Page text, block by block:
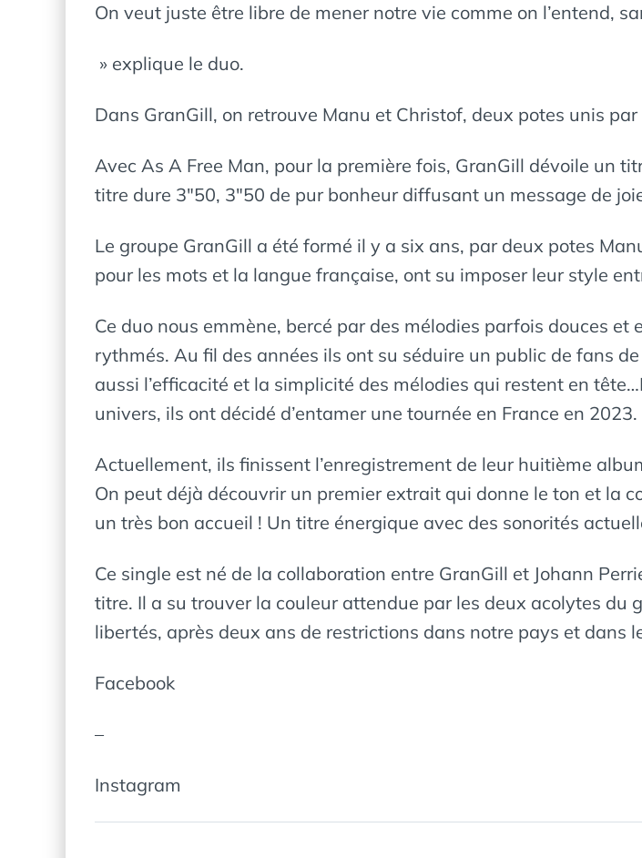
On veut juste être libre de mener notre vie comme on l’entend,
» explique le duo.
Dans GranGill, on retrouve Manu et Christof, deux potes unis
Avec As A Free Man, pour la première fois, GranGill dévoile un
titre dure 3″50, 3″50 de pur bonheur diffusant un message de
Le groupe GranGill a été formé il y a six ans, par deux potes
pour les mots et la langue française, ont su imposer leur style
Ce duo nous emmène, bercé par des mélodies parfois douces
rythmés. Au fil des années ils ont su séduire un public de fans
aussi l’efficacité et la simplicité des mélodies qui restent en
univers, ils ont décidé d’entamer une tournée en France en 2023.
Actuellement, ils finissent l’enregistrement de leur huitième
On peut déjà découvrir un premier extrait qui donne le ton et la
un très bon accueil ! Un titre énergique avec des sonorités
Ce single est né de la collaboration entre GranGill et Johann
titre. Il a su trouver la couleur attendue par les deux acolytes du
libertés, après deux ans de restrictions dans notre pays et dans
Facebook
–
Instagram